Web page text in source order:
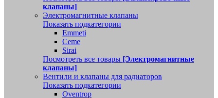
клапаны]
Электромагнитные клапаны
Показать подкатегории
Emmeti
Ceme
Sirai
Посмотреть все товары [Электромагнитные
клапаны]
Вентили и клапаны для радиаторов
Показать подкатегории
Oventrop